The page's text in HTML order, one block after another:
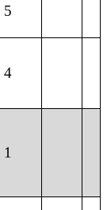
5
4
1